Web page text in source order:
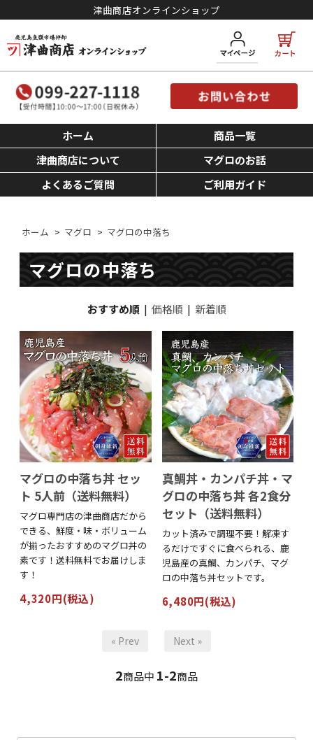
津曲商店オンラインショップ
ホーム
商品一覧
津曲商店について
マグロのお話
よくあるご質問
ご利用ガイド
ホーム > マグロ > マグロの中落ち
マグロの中落ち
おすすめ順| 価格順 | 新着順
マグロの中落ち丼 セッ
ト 5人前（送料無料）
マグロ専門店の津曲商店だから
できる、鮮度・味・ボリューム
が揃ったおすすめのマグロ丼の
素です！送料無料でお届けしま
す！
4,320円(税込)
真鯛丼・カンパチ丼・マ
グロの中落ち丼 各2食分
セット（送料無料）
カット済みで調理不要！解凍す
るだけですぐに食べられる、鹿
児島産の真鯛、カンパチ、マグ
ロの中落ち丼セットです。
6,480円(税込)
« Prev Next »
2商品中 1-2商品